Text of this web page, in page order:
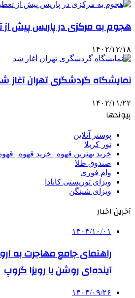
هجوم به مرکزی در پاریس پیش از
۱۴۰۲/۱۲/۱۸
نمایشگاه گردشگری تهران آغاز
۱۴۰۲/۱۱/۲۲
پیوندها
پوستر آنلاین
تور کربلا
خرید بهترین قهوه | خرید قهوه |
صندوق طلا
وام فوری
ویزای توریستی کانادا
ویزای شینگن
آخرین اخبار
۱۴۰۴/۱۰/۰۱
راهنمای جامع مهاجرت به
آینده‌ای روشن با رویزا گروپ
۱۴۰۴/۰۹/۲۶